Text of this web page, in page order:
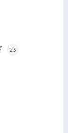
23